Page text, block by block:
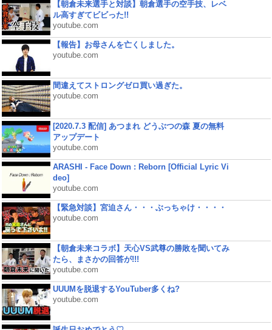
【朝倉未来選手と対談】朝倉選手の空手技、レベ
ル高すぎてビビった!!
youtube.com
【報告】お母さんを亡くしました。
youtube.com
間違えてストロングゼロ買い過ぎた。
youtube.com
[2020.7.3 配信] あつまれ どうぶつの森 夏の無料
アップデート
youtube.com
ARASHI - Face Down : Reborn [Official Lyric Vi
deo]
youtube.com
【緊急対談】宮迫さん・・・ぶっちゃけ・・・・
youtube.com
【朝倉未来コラボ】天心VS武尊の勝敗を聞いてみ
たら、まさかの回答が!!!
youtube.com
UUUMを脱退するYouTuber多くね?
youtube.com